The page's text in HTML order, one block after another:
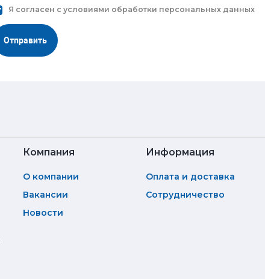
Я согласен сусловиями обработки персональных данных
Отправить
Компания
О компании
Вакансии
Новости
Информация
Оплата и доставка
Сотрудничество